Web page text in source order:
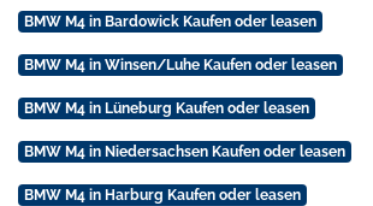
BMW M4 in Bardowick Kaufen oder leasen
BMW M4 in Winsen/Luhe Kaufen oder leasen
BMW M4 in Lüneburg Kaufen oder leasen
BMW M4 in Niedersachsen Kaufen oder leasen
BMW M4 in Harburg Kaufen oder leasen